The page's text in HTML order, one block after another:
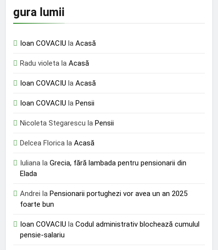
gura lumii
Ioan COVACIU la Acasă
Radu violeta la Acasă
Ioan COVACIU la Acasă
Ioan COVACIU la Pensii
Nicoleta Stegarescu la Pensii
Delcea Florica la Acasă
Iuliana la Grecia, fără lambada pentru pensionarii din
Elada
Andrei la Pensionarii portughezi vor avea un an 2025
foarte bun
Ioan COVACIU la Codul administrativ blochează cumulul
pensie-salariu